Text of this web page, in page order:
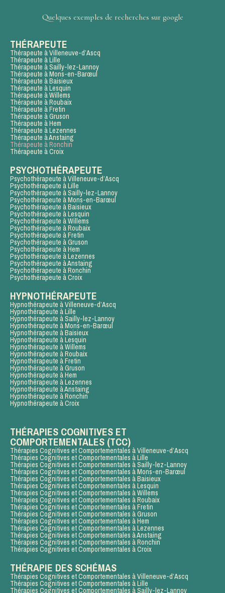
Quelques exemples de recherches sur google
THÉRAPEUTE
Thérapeute à Villeneuve-d’Ascq
Thérapeute à Lille
Thérapeute à Sailly-lez-Lannoy
Thérapeute à Mons-en-Barœul
Thérapeute à Baisieux
Thérapeute à Lesquin
Thérapeute à Willems
Thérapeute à Roubaix
Thérapeute à Fretin
Thérapeute à Gruson
Thérapeute à Hem
Thérapeute à Lezennes
Thérapeute à Anstaing
Thérapeute à Ronchin
Thérapeute à Croix
PSYCHOTHÉRAPEUTE
Psychothérapeute à Villeneuve-d’Ascq
Psychothérapeute à Lille
Psychothérapeute à Sailly-lez-Lannoy
Psychothérapeute à Mons-en-Barœul
Psychothérapeute à Baisieux
Psychothérapeute à Lesquin
Psychothérapeute à Willems
Psychothérapeute à Roubaix
Psychothérapeute à Fretin
Psychothérapeute à Gruson
Psychothérapeute à Hem
Psychothérapeute à Lezennes
Psychothérapeute à Anstaing
Psychothérapeute à Ronchin
Psychothérapeute à Croix
HYPNOTHÉRAPEUTE
Hypnothérapeute à Villeneuve-d’Ascq
Hypnothérapeute à Lille
Hypnothérapeute à Sailly-lez-Lannoy
Hypnothérapeute à Mons-en-Barœul
Hypnothérapeute à Baisieux
Hypnothérapeute à Lesquin
Hypnothérapeute à Willems
Hypnothérapeute à Roubaix
Hypnothérapeute à Fretin
Hypnothérapeute à Gruson
Hypnothérapeute à Hem
Hypnothérapeute à Lezennes
Hypnothérapeute à Anstaing
Hypnothérapeute à Ronchin
Hypnothérapeute à Croix
THÉRAPIES COGNITIVES ET
COMPORTEMENTALES (TCC)
Thérapies Cognitives et Comportementales à Villeneuve-d’Ascq
Thérapies Cognitives et Comportementales à Lille
Thérapies Cognitives et Comportementales à Sailly-lez-Lannoy
Thérapies Cognitives et Comportementales à Mons-en-Barœul
Thérapies Cognitives et Comportementales à Baisieux
Thérapies Cognitives et Comportementales à Lesquin
Thérapies Cognitives et Comportementales à Willems
Thérapies Cognitives et Comportementales à Roubaix
Thérapies Cognitives et Comportementales à Fretin
Thérapies Cognitives et Comportementales à Gruson
Thérapies Cognitives et Comportementales à Hem
Thérapies Cognitives et Comportementales à Lezennes
Thérapies Cognitives et Comportementales à Anstaing
Thérapies Cognitives et Comportementales à Ronchin
Thérapies Cognitives et Comportementales à Croix
THÉRAPIE DES SCHÉMAS
Thérapies Cognitives et Comportementales à Villeneuve-d’Ascq
Thérapies Cognitives et Comportementales à Lille
Thérapies Cognitives et Comportementales à Sailly-lez-Lannoy